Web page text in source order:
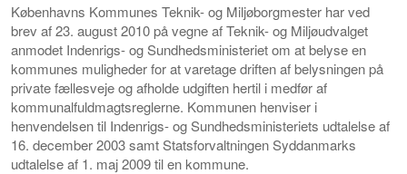
Københavns Kommunes Teknik- og Miljøborgmester har ved
brev af 23. august 2010 på vegne af Teknik- og Miljøudvalget
anmodet Indenrigs- og Sundhedsministeriet om at belyse en
kommunes muligheder for at varetage driften af belysningen på
private fællesveje og afholde udgiften hertil i medfør af
kommunalfuldmagtsreglerne. Kommunen henviser i
henvendelsen til Indenrigs- og Sundhedsministeriets udtalelse af
16. december 2003 samt Statsforvaltningen Syddanmarks
udtalelse af 1. maj 2009 til en kommune.